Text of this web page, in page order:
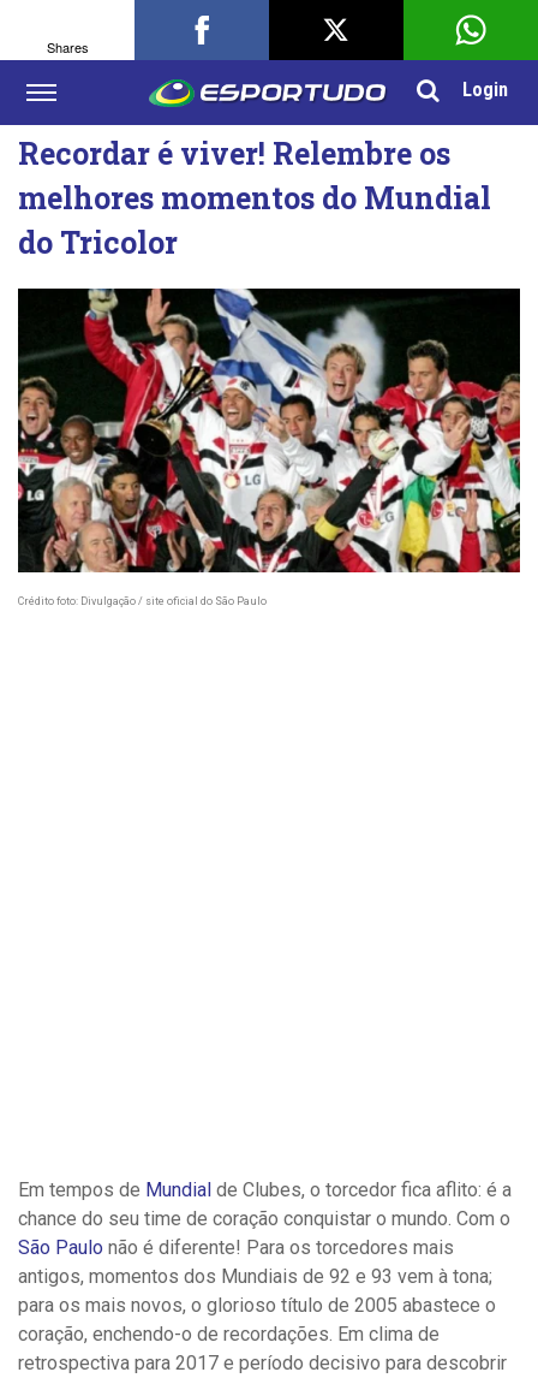
Login
Recordar é viver! Relembre os
melhores momentos do Mundial
do Tricolor
Crédito foto: Divulgação / site oficial do São Paulo
Em tempos de Mundial de Clubes, o torcedor fica aflito: é a
chance do seu time de coração conquistar o mundo. Com o
São Paulo não é diferente! Para os torcedores mais
antigos, momentos dos Mundiais de 92 e 93 vem à tona;
para os mais novos, o glorioso título de 2005 abastece o
coração, enchendo-o de recordações. Em clima de
retrospectiva para 2017 e período decisivo para descobrir
Shares